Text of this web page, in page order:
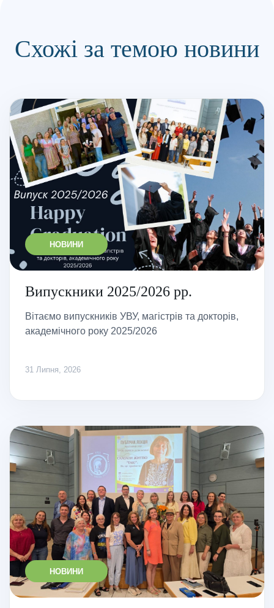
Схожі за темою новини
НОВИНИ
Випускники 2025/2026 рр.
Вітаємо випускників УВУ, магістрів та докторів,
академічного року 2025/2026
31 Липня, 2026
НОВИНИ